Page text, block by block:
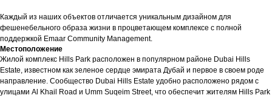
Каждый из наших объектов отличается уникальным дизайном для
фешенебельного образа жизни в процветающем комплексе с полной
поддержкой Emaar Community Management.
Местоположение
Жилой комплекс Hills Park расположен в популярном районе Dubai Hills
Estate, известном как зеленое сердце эмирата Дубай и первое в своем роде
направление. Сообщество Dubai Hills Estate удобно расположено рядом с
улицами Al Khail Road и Umm Suqeim Street, что обеспечит жителям Hills Park